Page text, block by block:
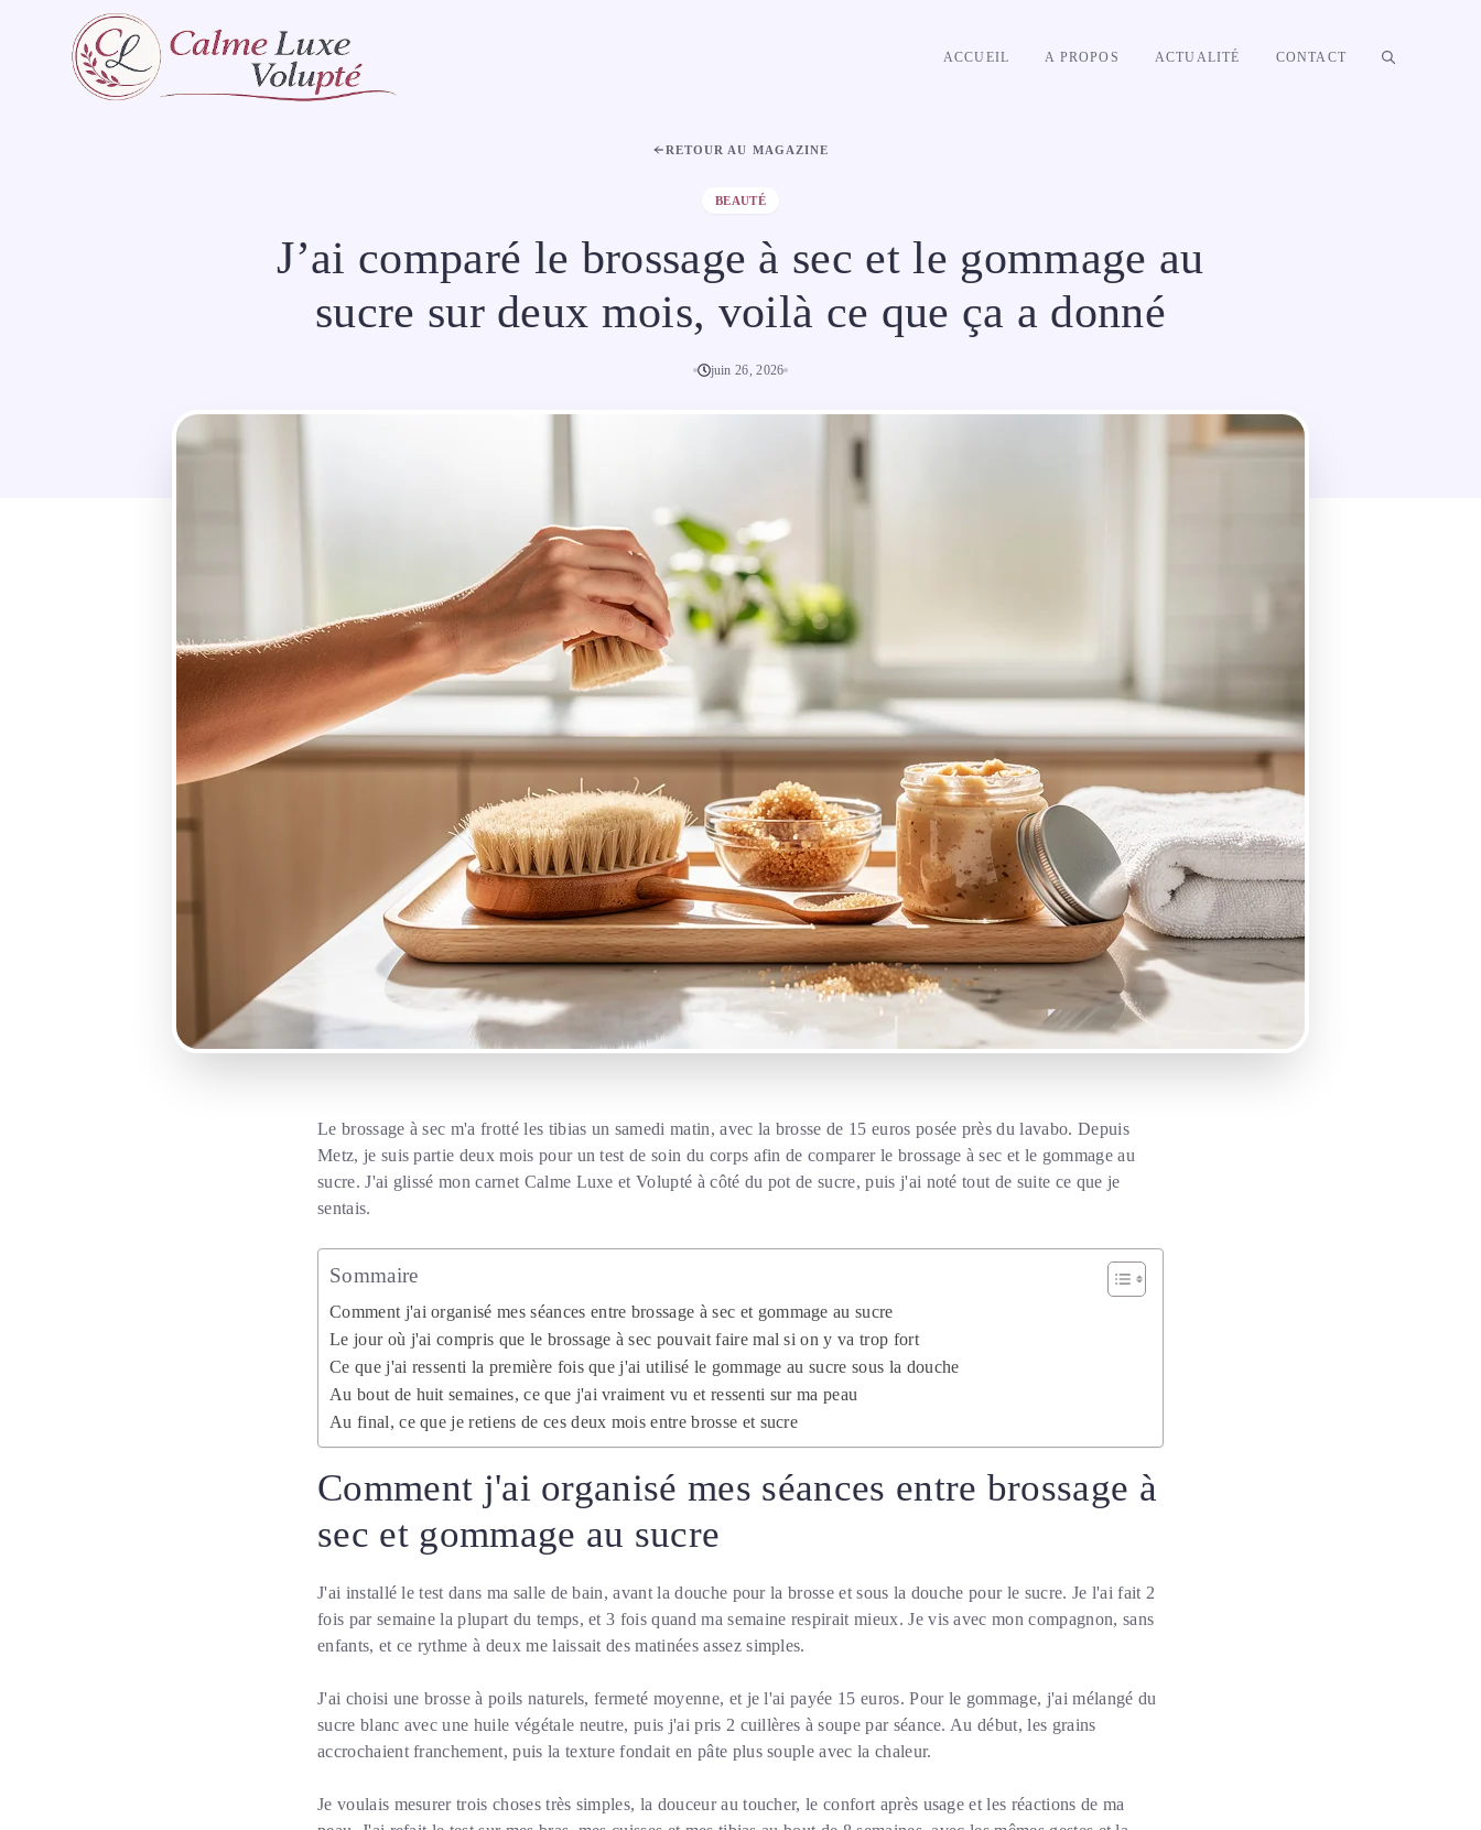
ACCUEIL A PROPOS ACTUALITÉ CONTACT
RETOUR AU MAGAZINE
BEAUTÉ
J’ai comparé le brossage à sec et le gommage au
sucre sur deux mois, voilà ce que ça a donné
juin 26, 2026
Le brossage à sec m'a frotté les tibias un samedi matin, avec la brosse de 15 euros posée près du lavabo. Depuis
Metz, je suis partie deux mois pour un test de soin du corps afin de comparer le brossage à sec et le gommage au
sucre. J'ai glissé mon carnet Calme Luxe et Volupté à côté du pot de sucre, puis j'ai noté tout de suite ce que je
sentais.
Sommaire
Comment j'ai organisé mes séances entre brossage à sec et gommage au sucre
Le jour où j'ai compris que le brossage à sec pouvait faire mal si on y va trop fort
Ce que j'ai ressenti la première fois que j'ai utilisé le gommage au sucre sous la douche
Au bout de huit semaines, ce que j'ai vraiment vu et ressenti sur ma peau
Au final, ce que je retiens de ces deux mois entre brosse et sucre
Comment j'ai organisé mes séances entre brossage à
sec et gommage au sucre
J'ai installé le test dans ma salle de bain, avant la douche pour la brosse et sous la douche pour le sucre. Je l'ai fait 2
fois par semaine la plupart du temps, et 3 fois quand ma semaine respirait mieux. Je vis avec mon compagnon, sans
enfants, et ce rythme à deux me laissait des matinées assez simples.
J'ai choisi une brosse à poils naturels, fermeté moyenne, et je l'ai payée 15 euros. Pour le gommage, j'ai mélangé du
sucre blanc avec une huile végétale neutre, puis j'ai pris 2 cuillères à soupe par séance. Au début, les grains
accrochaient franchement, puis la texture fondait en pâte plus souple avec la chaleur.
Je voulais mesurer trois choses très simples, la douceur au toucher, le confort après usage et les réactions de ma